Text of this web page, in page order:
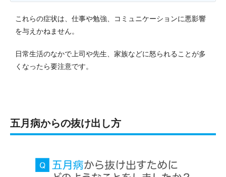
これらの症状は、仕事や勉強、コミュニケーションに悪影響
を与えかねません。
日常生活のなかで上司や先生、家族などに怒られることが多
くなったら要注意です。
五月病からの抜け出し方